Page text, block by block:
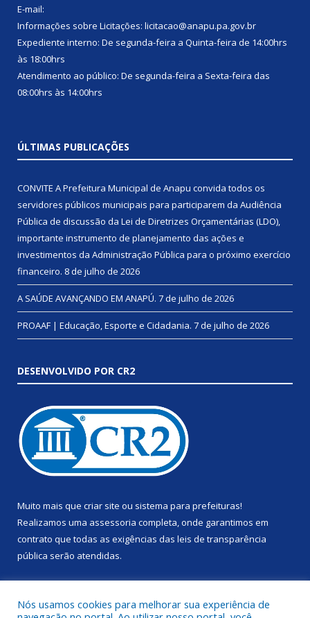
E-mail:
Informações sobre Licitações: licitacao@anapu.pa.gov.br
Expediente interno: De segunda-feira a Quinta-feira de 14:00hrs
às 18:00hrs
Atendimento ao público: De segunda-feira a Sexta-feira das
08:00hrs às 14:00hrs
ÚLTIMAS PUBLICAÇÕES
CONVITE A Prefeitura Municipal de Anapu convida todos os
servidores públicos municipais para participarem da Audiência
Pública de discussão da Lei de Diretrizes Orçamentárias (LDO),
importante instrumento de planejamento das ações e
investimentos da Administração Pública para o próximo exercício
financeiro. 8 de julho de 2026
A SAÚDE AVANÇANDO EM ANAPÚ. 7 de julho de 2026
PROAAF | Educação, Esporte e Cidadania. 7 de julho de 2026
DESENVOLVIDO POR CR2
Muito mais que criar site ou sistema para prefeituras!
Realizamos uma assessoria completa, onde garantimos em
contrato que todas as exigências das leis de transparência
pública serão atendidas.
Nós usamos cookies para melhorar sua experiência de